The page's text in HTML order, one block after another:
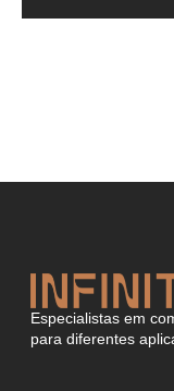
Especialistas em
para diferentes